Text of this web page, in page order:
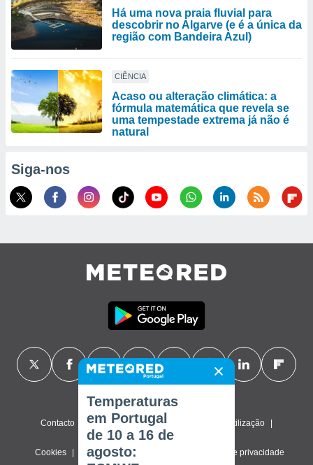
Há uma nova praia fluvial para
descobrir no Algarve (e é a única da
região com Bandeira Azul)
CIÊNCIA
Acaso ou alteração climática: a
fórmula matemática que revela se
uma tempestade extrema já não é
natural
Siga-nos
Contacto Sobre nós FAQ Termos de utilização
Cookies Política de privacidade Definições de privacidade
Temperaturas
em Portugal
de 10 a 16 de
agosto: